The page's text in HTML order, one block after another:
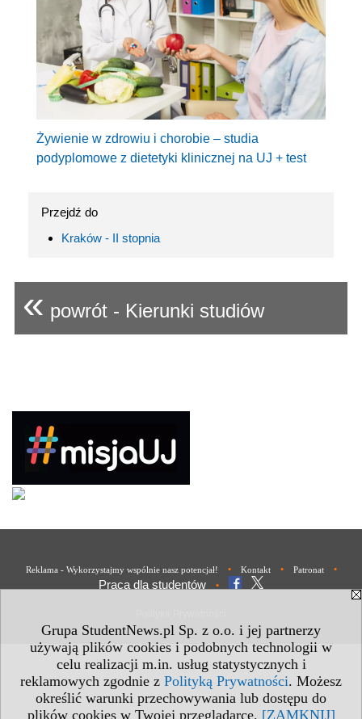
Grupa StudentNews.pl Sp. z o.o. i jej partnerzy
używają plików cookies i podobnych technologii w
celu realizacji m.in. usług statystycznych i
reklamowych zgodnie z Polityką Prywatności. Możesz
określić warunki przechowywania lub dostępu do
plików cookies w Twojej przeglądarce. [ZAMKNIJ]
Żywienie w zdrowiu i chorobie – studia
podyplomowe z dietetyki klinicznej na UJ + test
Przejdź do
Kraków - II stopnia
« powrót - Kierunki studiów
Reklama - Wykorzystajmy wspólnie nasz potencjał! • Kontakt • Patronat •
Praca dla studentów •